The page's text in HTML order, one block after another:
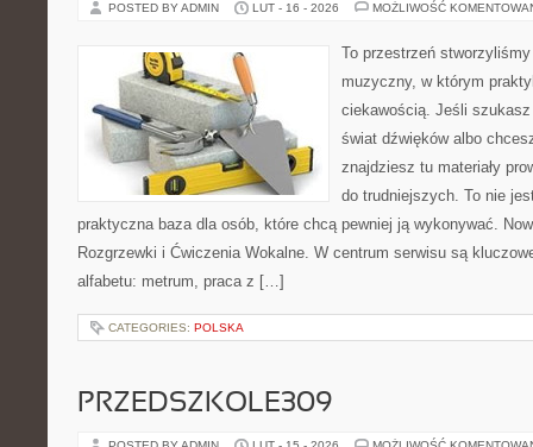
POSTED BY ADMIN LUT - 16 - 2026 MOŻLIWOŚĆ
To przestrzeń
muzyczny, w którym
ciekawością. Jeśli
świat dźwięków albo
znajdziesz tu materiały
do trudniejszych. To nie
praktyczna baza dla osób, które chcą pewniej ją wykonywać.
Rozgrzewki i Ćwiczenia Wokalne. W centrum serwisu są
alfabetu: metrum, praca z […]
CATEGORIES: POLSKA
PRZEDSZKOLE309